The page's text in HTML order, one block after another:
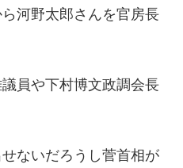
河野太郎さんを官房長
員や下村博文政調会長
ないだろうし菅首相が